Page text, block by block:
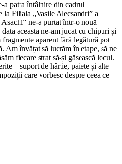
a patra întâlnire din cadrul
la Filiala „Vasile Alecsandri” a
ne-a purtat într-o nouă
aceasta ne-am jucat cu chipuri și
aparent fără legătură pot
Am învățat să lucrăm în etape, să ne
fiecare strat să-și găsească locul.
– suport de hârtie, paiete și alte
care vorbesc despre ceea ce